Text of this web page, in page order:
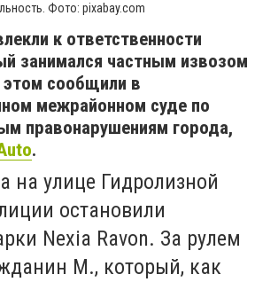
Фото: pixabay.com
к ответственности
занимался частным извозом
этом сообщили в
межрайонном суде по
правонарушениям города,
.
на улице Гидролизной
остановили
Nexia Ravon. За рулем
М., который, как